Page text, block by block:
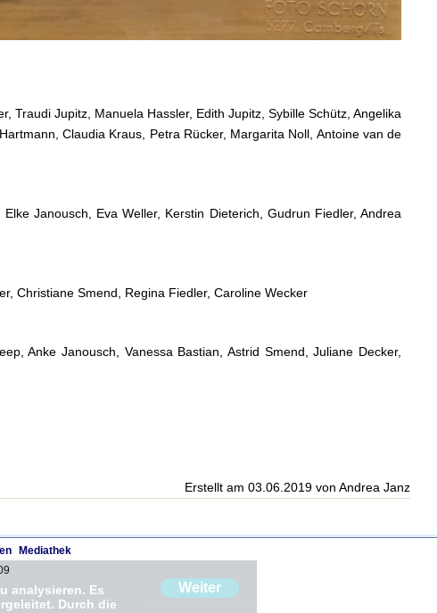
Traudi Jupitz, Manuela Hassler, Edith Jupitz, Sybille Schütz, Angelika
Claudia Kraus, Petra Rücker, Margarita Noll, Antoine van de
Janousch, Eva Weller, Kerstin Dieterich, Gudrun Fiedler, Andrea
Christiane Smend, Regina Fiedler, Caroline Wecker
Anke Janousch, Vanessa Bastian, Astrid Smend, Juliane Decker,
Erstellt am 03.06.2019 von Andrea Janz
Mediathek
Weiter
analysieren. Es
Durch die